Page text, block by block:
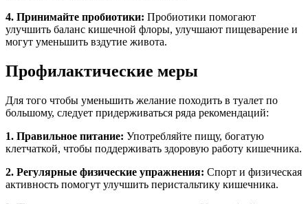
4. Принимайте пробиотики: Пробиотики помогают
улучшить баланс кишечной флоры, улучшают пищеварение и
могут уменьшить вздутие живота.
Профилактические меры
Для того чтобы уменьшить желание походить в туалет по
большому, следует придерживаться ряда рекомендаций:
1. Правильное питание: Употребляйте пищу, богатую
клетчаткой, чтобы поддерживать здоровую работу кишечника.
2. Регулярные физические упражнения: Спорт и физическая
активность помогут улучшить перистальтику кишечника.